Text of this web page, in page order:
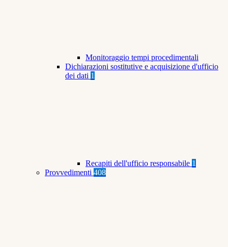
Monitoraggio tempi procedimentali
Dichiarazioni sostitutive e acquisizione d'ufficio
dei dati 1
Recapiti dell'ufficio responsabile 1
Provvedimenti 408